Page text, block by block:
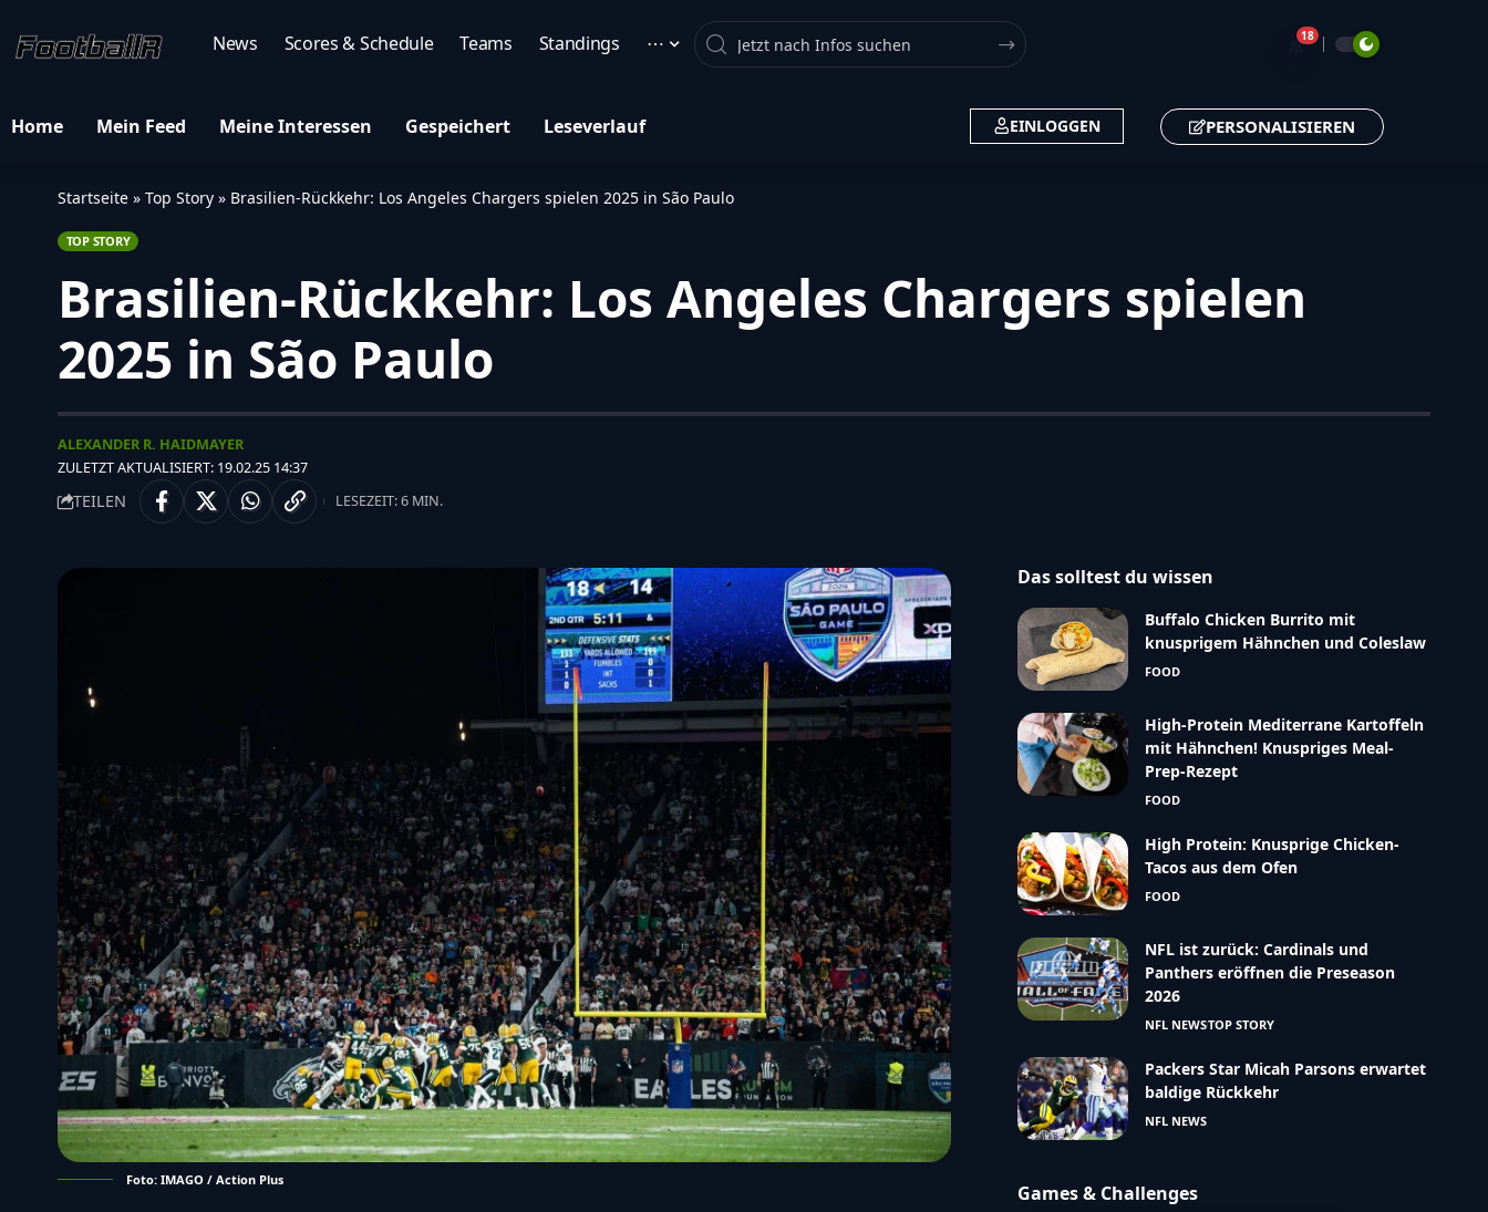
News Scores & Schedule Teams Standings ⋯ Search 🔔18
Home Mein Feed Meine Interessen Gespeichert Leseverlauf EINLOGGEN PERSONALISIEREN
Startseite » Top Story » Brasilien-Rückkehr: Los Angeles Chargers spielen 2025 in São Paulo
TOP STORY
Brasilien-Rückkehr: Los Angeles Chargers spielen
2025 in São Paulo
ZULETZT AKTUALISIERT: 19.02.25 14:37
ALEXANDER R. HAIDMAYER
TEILEN LESEZEIT: 6 MIN.
Foto: IMAGO / Action Plus
Das solltest du wissen
Buffalo Chicken Burrito mit
knusprigem Hähnchen und Coleslaw
FOOD
High-Protein Mediterrane Kartoffeln
mit Hähnchen! Knuspriges Meal-
Prep-Rezept
FOOD
High Protein: Knusprige Chicken-
Tacos aus dem Ofen
FOOD
NFL ist zurück: Cardinals und
Panthers eröffnen die Preseason
2026
NFL NEWSTOP STORY
Packers Star Micah Parsons erwartet
baldige Rückkehr
NFL NEWS
Games & Challenges